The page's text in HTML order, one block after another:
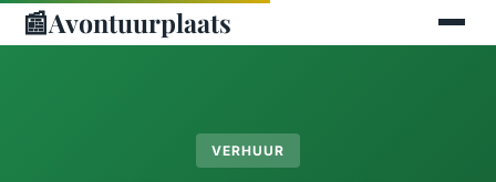
📰Avontuurplaats
VERHUUR